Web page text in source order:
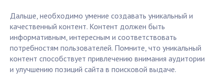
Дальше, необходимо умение создавать уникальный и
качественный контент. Контент должен быть
информативным, интересным и соответствовать
потребностям пользователей. Помните, что уникальный
контент способствует привлечению внимания аудитории
и улучшению позиций сайта в поисковой выдаче.